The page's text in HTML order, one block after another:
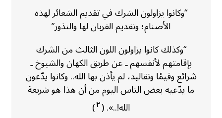
“وكانوا يزاولون الشرك في تقديم الشعائر لهذه
الأصنام؛ وتقديم القربان لها والنذور”
“وكذلك كانوا يزاولون اللون الثالث من الشرك
بإقامتهم لأنفسهم ـ عن طريق الكهان والشيوخ ـ
شرائع وقيمًا وتقاليد، لم يأذن بها الله.. وكانوا يدّعون
ما يدّعيه بعض الناس اليوم من أن هذا هو شريعة
الله!..». (٢)